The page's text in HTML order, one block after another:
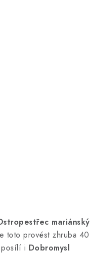
mariánský
toto provést zhruba 40
posílí i Dobromysl